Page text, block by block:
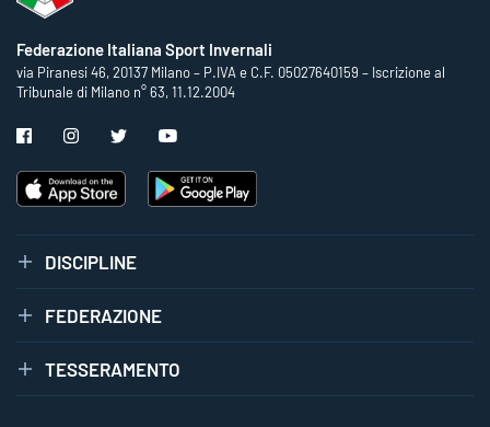
Federazione Italiana Sport Invernali
via Piranesi 46, 20137 Milano – P.IVA e C.F. 05027640159 – Iscrizione al
Tribunale di Milano n° 63, 11.12.2004
DISCIPLINE
FEDERAZIONE
TESSERAMENTO